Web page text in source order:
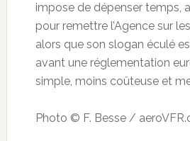
impose de dépenser temps,
pour remettre l’Agence sur
alors que son slogan éculé
avant une réglementation
simple, moins coûteuse et
Photo © F. Besse /